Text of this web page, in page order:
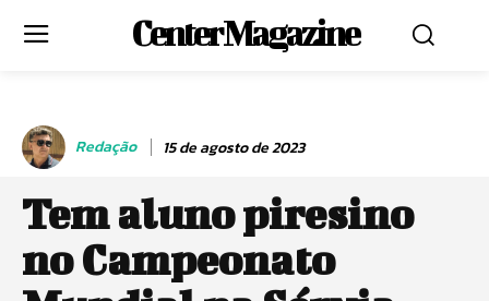
Center Magazine
Redação 15 de agosto de 2023
Tem aluno piresino
no Campeonato